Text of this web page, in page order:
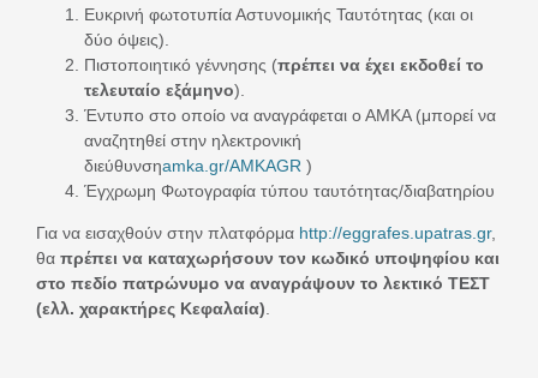
Ευκρινή φωτοτυπία Αστυνομικής Ταυτότητας (και οι
δύο όψεις).
Πιστοποιητικό γέννησης (πρέπει να έχει εκδοθεί το
τελευταίο εξάμηνο).
Έντυπο στο οποίο να αναγράφεται ο ΑΜΚΑ (μπορεί να
αναζητηθεί στην ηλεκτρονική
διεύθυνσηamka.gr/AMKAGR )
Έγχρωμη Φωτογραφία τύπου ταυτότητας/διαβατηρίου
Για να εισαχθούν στην πλατφόρμα http://eggrafes.upatras.gr,
θα πρέπει να καταχωρήσουν τον κωδικό υποψηφίου και
στο πεδίο πατρώνυμο να αναγράψουν το λεκτικό ΤΕΣΤ
(ελλ. χαρακτήρες Κεφαλαία)